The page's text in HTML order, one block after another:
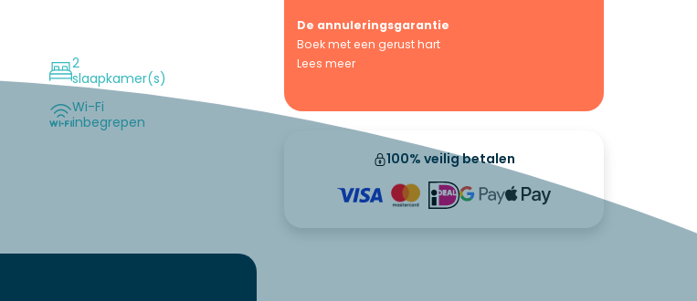
De annuleringsgarantie
Boek met een gerust hart
Lees meer
100% veilig betalen
2
slaapkamer(s)
Wi-Fi
inbegrepen